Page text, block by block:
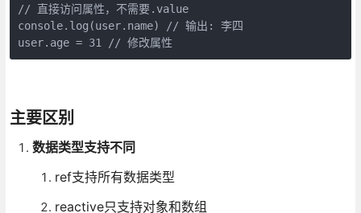
// 直接访问属性，不需要.value
console.log(user.name) // 输出: 李四
user.age = 31 // 修改属性
主要区别
数据类型支持不同
ref支持所有数据类型
reactive只支持对象和数组